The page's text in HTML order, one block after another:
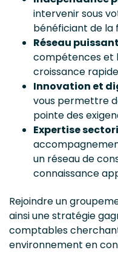
intervenir sous
bénéficiant de la
Réseau
compétences et
croissance
Innovation et
vous permettre
pointe des
Expertise
un réseau de
connaissance
Rejoindre un
ainsi une stratégie
comptables
environnement en